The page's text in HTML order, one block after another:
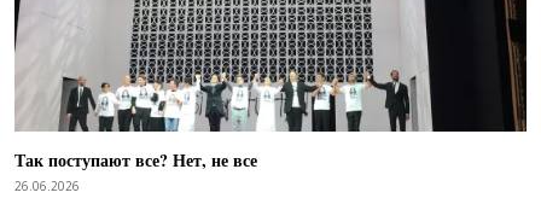
Так поступают все? Нет, не все
26.06.2026